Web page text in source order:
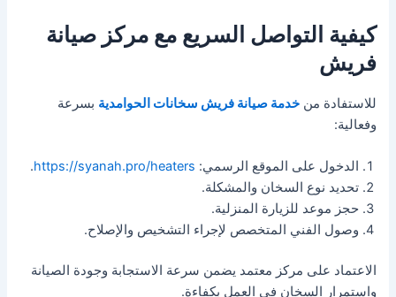
كيفية التواصل السريع مع مركز صيانة
فريش
للاستفادة منخدمة صيانة فريش سخانات الحوامدية بسرعة
وفعالية:
الدخول على الموقع الرسمي: https://syanah.pro/heaters
.
تحديد نوع السخان والمشكلة.
حجز موعد للزيارة المنزلية.
وصول الفني المتخصص لإجراء التشخيص والإصلاح.
الاعتماد على مركز معتمد يضمن سرعة الاستجابة وجودة الصيانة
واستمرار السخان في العمل بكفاءة.